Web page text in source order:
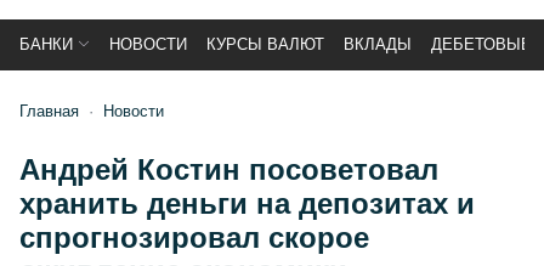
БАНКИ НОВОСТИ КУРСЫ ВАЛЮТ ВКЛАДЫ ДЕБЕТОВЫЕ
Главная Новости
Андрей Костин посоветовал
хранить деньги на депозитах и
спрогнозировал скорое